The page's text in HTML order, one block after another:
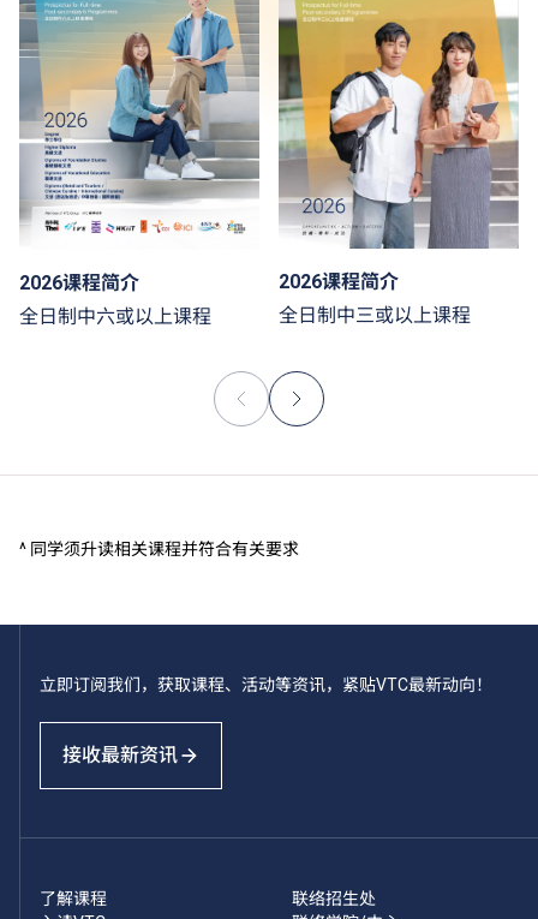
2026课程简介
全日制中六或以上课程
2026课程简介
全日制中三或以上课程
^ 同学须升读相关课程并符合有关要求
立即订阅我们，获取课程、活动等资讯，紧贴VTC最新动向！
接收最新资讯
了解课程
联络招生处